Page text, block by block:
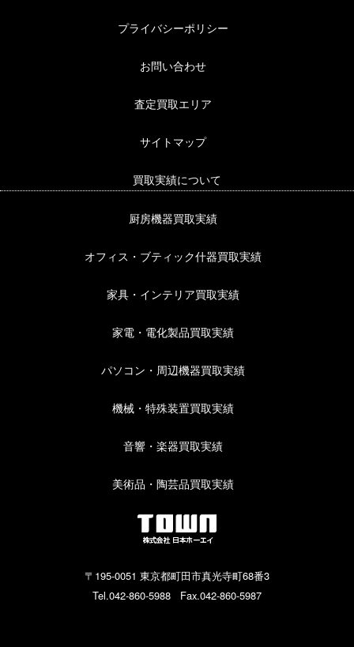
プライバシーポリシー
お問い合わせ
査定買取エリア
サイトマップ
買取実績について
厨房機器買取実績
オフィス・ブティック什器買取実績
家具・インテリア買取実績
家電・電化製品買取実績
パソコン・周辺機器買取実績
機械・特殊装置買取実績
音響・楽器買取実績
美術品・陶芸品買取実績
〒195-0051 東京都町田市真光寺町68番3
Tel.042-860-5988 Fax.042-860-5987